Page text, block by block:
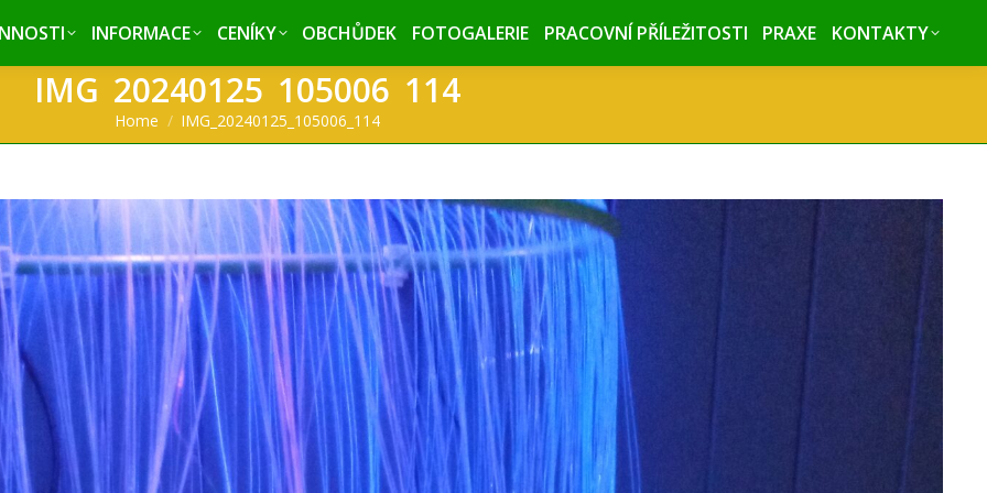
INFORMACE CENÍKY OBCHŮDEK FOTOGALERIE PRACOVNÍ PŘÍLEŽITOSTI PRAXE KONTAKTY
IMG_20240125_105006_114
You are here:
Home IMG_20240125_105006_114
INFORMACE CENÍKY OBCHŮDEK FOTOGALERIE PRACOVNÍ PŘÍLEŽITOSTI PRAXE KONTAKTY